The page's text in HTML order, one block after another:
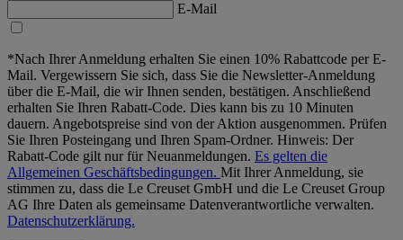
E-Mail
*Nach Ihrer Anmeldung erhalten Sie einen 10% Rabattcode per E-
Mail. Vergewissern Sie sich, dass Sie die Newsletter-Anmeldung
über die E-Mail, die wir Ihnen senden, bestätigen. Anschließend
erhalten Sie Ihren Rabatt-Code. Dies kann bis zu 10 Minuten
dauern. Angebotspreise sind von der Aktion ausgenommen. Prüfen
Sie Ihren Posteingang und Ihren Spam-Ordner. Hinweis: Der
Rabatt-Code gilt nur für Neuanmeldungen. Es gelten die
Allgemeinen Geschäftsbedingungen. Mit Ihrer Anmeldung, sie
stimmen zu, dass die Le Creuset GmbH und die Le Creuset Group
AG Ihre Daten als gemeinsame Datenverantwortliche verwalten.
Datenschutzerklärung.